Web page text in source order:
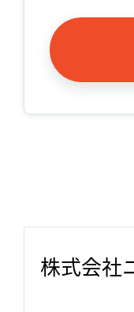
株式会社